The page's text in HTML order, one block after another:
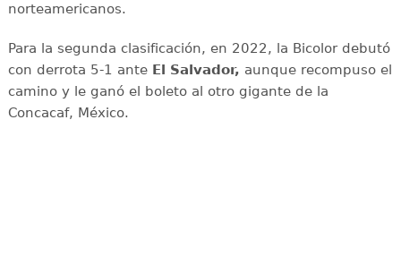
norteamericanos.
Para la segunda clasificación, en 2022, la Bicolor debutó
con derrota 5-1 ante El Salvador, aunque recompuso el
camino y le ganó el boleto al otro gigante de la
Concacaf, México.